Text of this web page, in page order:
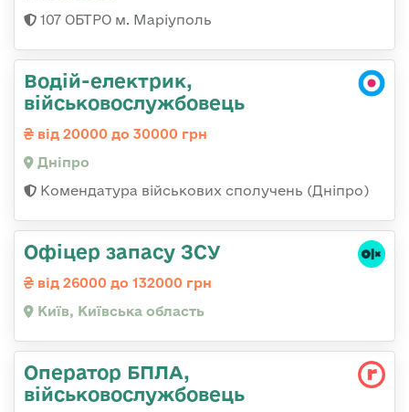
107 ОБТРО м. Маріуполь
Водій-електрик,
військовослужбовець
від 20000 до 30000 грн
Дніпро
Комендатура військових сполучень (Дніпро)
Офіцер запасу ЗСУ
від 26000 до 132000 грн
Київ, Київська область
Оператор БПЛА,
військовослужбовець